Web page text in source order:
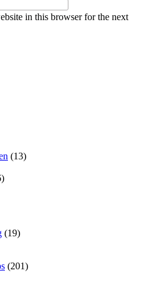
in this browser for the next
(13)
(19)
(201)